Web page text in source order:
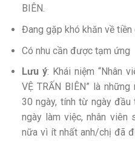
BIÊN.
Đang gặp khó khăn về tiền
Có nhu cần được tạm ứng
Lưu ý: Khái niệm “Nhân
VỆ TRẤN BIÊN” là
30 ngày, tính từ ngày
ngày làm việc, nhân viên
nữa vì ít nhất anh/chị đã